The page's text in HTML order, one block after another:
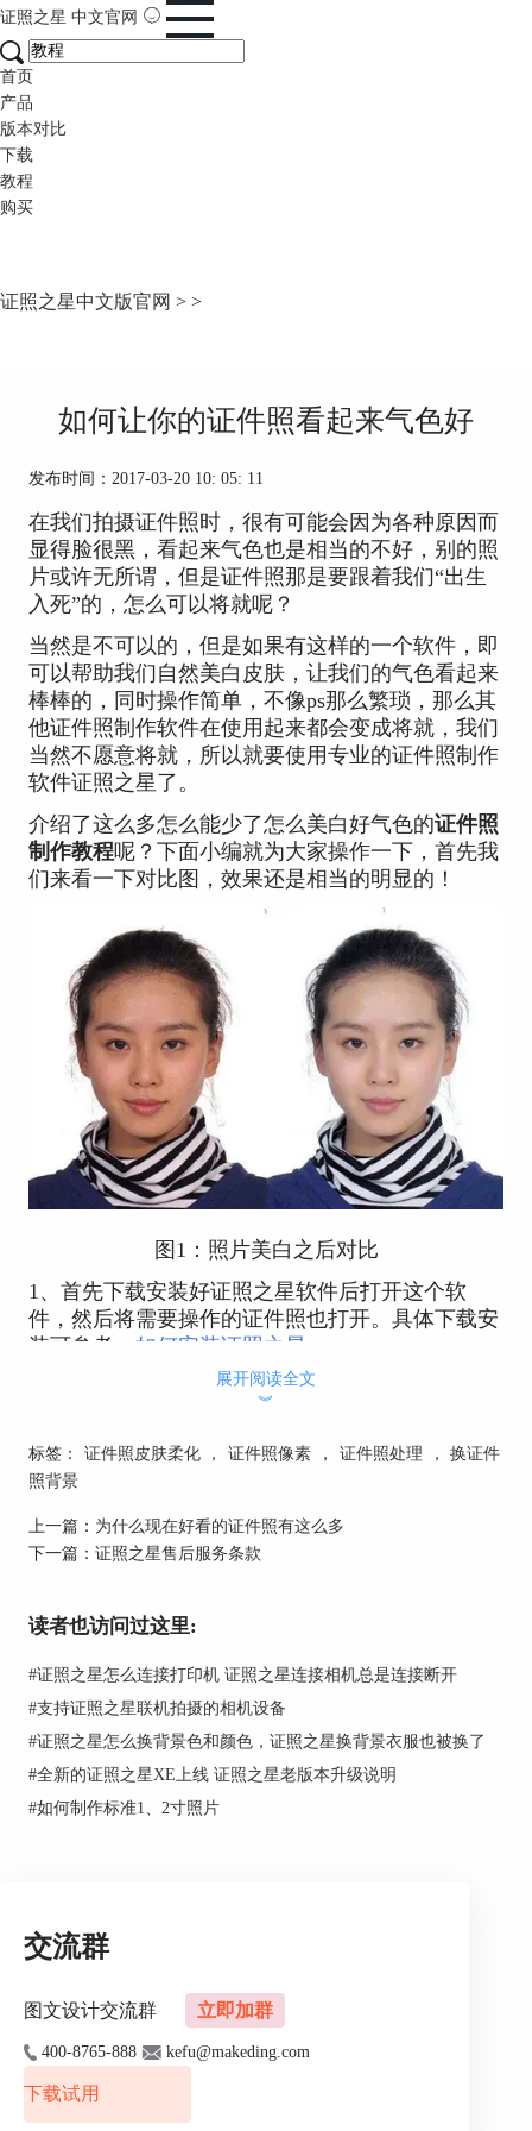
证照之星 中文官网
首页
产品
版本对比
下载
教程
购买
证照之星中文版官网 > >
如何让你的证件照看起来气色好
发布时间：2017-03-20 10: 05: 11
在我们拍摄证件照时，很有可能会因为各种原因而
显得脸很黑，看起来气色也是相当的不好，别的照
片或许无所谓，但是证件照那是要跟着我们“出生
入死”的，怎么可以将就呢？
当然是不可以的，但是如果有这样的一个软件，即
可以帮助我们自然美白皮肤，让我们的气色看起来
棒棒的，同时操作简单，不像ps那么繁琐，那么其
他证件照制作软件在使用起来都会变成将就，我们
当然不愿意将就，所以就要使用专业的证件照制作
软件证照之星了。
介绍了这么多怎么能少了怎么美白好气色的证件照
制作教程呢？下面小编就为大家操作一下，首先我
们来看一下对比图，效果还是相当的明显的！
图1：照片美白之后对比
1、首先下载安装好证照之星软件后打开这个软
件，然后将需要操作的证件照也打开。具体下载安
装可参考： 如何安装证照之星
图2：证照之星界面
2、点击“色彩优化”中的“自动色彩修正”，然后就
展开阅读全文
︾
标签： 证件照皮肤柔化 ， 证件照像素 ， 证件照处理 ，
换证件
照背景
上一篇： 为什么现在好看的证件照有这么多
下一篇： 证照之星售后服务条款
读者也访问过这里:
#证照之星怎么连接打印机 证照之星连接相机总是连接断开
#支持证照之星联机拍摄的相机设备
#证照之星怎么换背景色和颜色，证照之星换背景衣服也被换了
#全新的证照之星XE上线 证照之星老版本升级说明
#如何制作标准1、2寸照片
交流群
图文设计交流群 立即加群
400-8765-888 kefu@makeding.com
下载试用